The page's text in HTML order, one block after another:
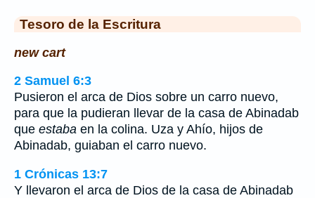
Tesoro de la Escritura
new cart
2 Samuel 6:3
Pusieron el arca de Dios sobre un carro nuevo,
para que la pudieran llevar de la casa de Abinadab
que estaba en la colina. Uza y Ahío, hijos de
Abinadab, guiaban el carro nuevo.
1 Crónicas 13:7
Y llevaron el arca de Dios de la casa de Abinadab